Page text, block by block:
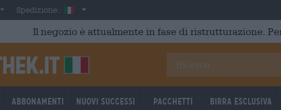
ItalianSpedizione: Italia
Il negozio è attualmente in fase di ristrutturazione.
Abbonamenti Nuovi successi Pacchetti Birra Esclusiva